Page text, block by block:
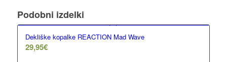
Podobni izdelki
Dekliške kopalke REACTION Mad Wave
29,95€